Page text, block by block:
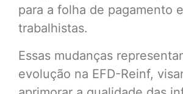
para a folha de pagamento
trabalhistas.
Essas mudanças
evolução na EFD-Reinf,